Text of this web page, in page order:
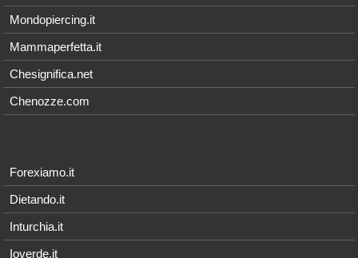
Mondopiercing.it
Mammaperfetta.it
Chesignifica.net
Chenozze.com
Forexiamo.it
Dietando.it
Inturchia.it
Ioverde.it